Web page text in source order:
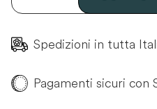
Spedizioni in tutta
Pagamenti sicuri con